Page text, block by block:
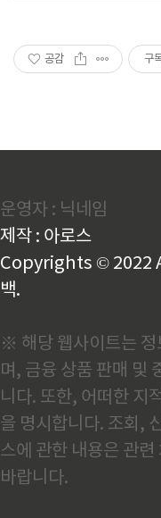
공감 구
운영자 : 닉네임
제작 : 아로스
Copyrights © 2022
백.
※ 해당 웹사이트는 정
며, 금융 상품 판매 및
니다. 또한, 어떠한 지
을 명시합니다. 조회,
스에 관한 내용은 관련
바랍니다.